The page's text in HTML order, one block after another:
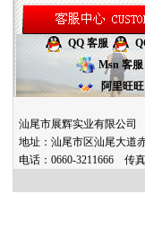
QQ 客服
Msn 客服
阿里旺旺
汕尾市展辉实业有限公司
地址：汕尾市区汕尾大道
电话：0660-3211666 传